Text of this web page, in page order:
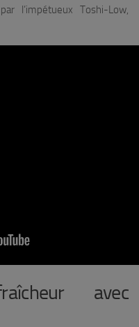
l’impétueux Toshi-Low,
avec